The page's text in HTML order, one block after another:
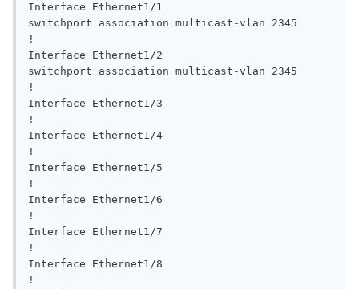
Interface Ethernet1/1
switchport association multicast-vlan 2345
!
Interface Ethernet1/2
switchport association multicast-vlan 2345
!
Interface Ethernet1/3
!
Interface Ethernet1/4
!
Interface Ethernet1/5
!
Interface Ethernet1/6
!
Interface Ethernet1/7
!
Interface Ethernet1/8
!